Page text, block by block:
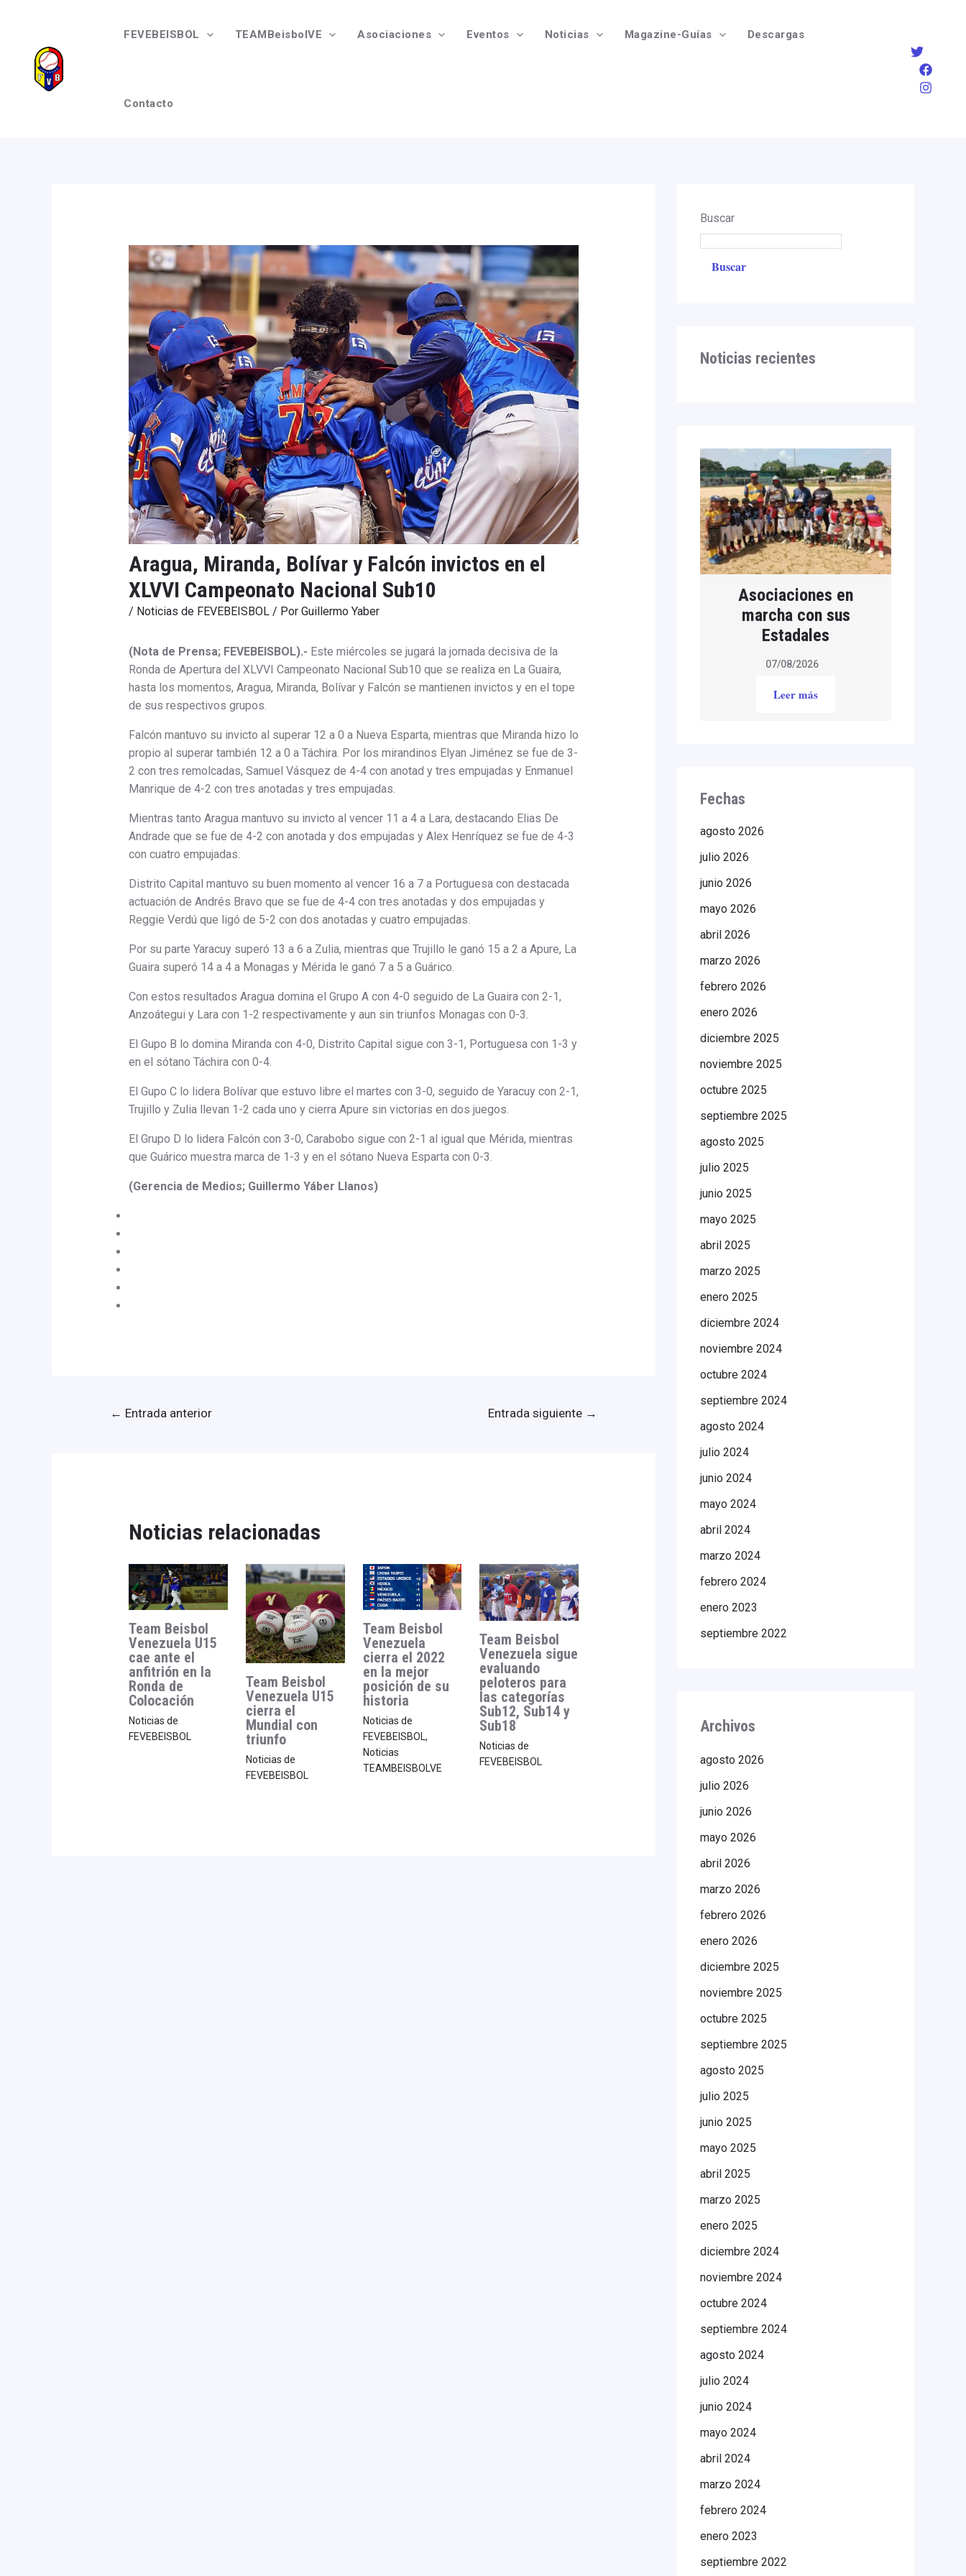
contenido
FEVEBEISBOL TEAMBeisbolVE Asociaciones Eventos Noticias Magazine-Guías Descargas
Contacto
Aragua, Miranda, Bolívar y Falcón invictos en el
XLVVI Campeonato Nacional Sub10
/ Noticias de FEVEBEISBOL/ Por Guillermo Yaber
(Nota de Prensa; FEVEBEISBOL).- Este miércoles se jugará la jornada decisiva de la
Ronda de Apertura del XLVVI Campeonato Nacional Sub10 que se realiza en La Guaira,
hasta los momentos, Aragua, Miranda, Bolívar y Falcón se mantienen invictos y en el tope
de sus respectivos grupos.
Falcón mantuvo su invicto al superar 12 a 0 a Nueva Esparta, mientras que Miranda hizo lo
propio al superar también 12 a 0 a Táchira. Por los mirandinos Elyan Jiménez se fue de 3-
2 con tres remolcadas, Samuel Vásquez de 4-4 con anotad y tres empujadas y Enmanuel
Manrique de 4-2 con tres anotadas y tres empujadas.
Mientras tanto Aragua mantuvo su invicto al vencer 11 a 4 a Lara, destacando Elias De
Andrade que se fue de 4-2 con anotada y dos empujadas y Alex Henríquez se fue de 4-3
con cuatro empujadas.
Distrito Capital mantuvo su buen momento al vencer 16 a 7 a Portuguesa con destacada
actuación de Andrés Bravo que se fue de 4-4 con tres anotadas y dos empujadas y
Reggie Verdú que ligó de 5-2 con dos anotadas y cuatro empujadas.
Por su parte Yaracuy superó 13 a 6 a Zulia, mientras que Trujillo le ganó 15 a 2 a Apure, La
Guaira superó 14 a 4 a Monagas y Mérida le ganó 7 a 5 a Guárico.
Con estos resultados Aragua domina el Grupo A con 4-0 seguido de La Guaira con 2-1,
Anzoátegui y Lara con 1-2 respectivamente y aun sin triunfos Monagas con 0-3.
El Gupo B lo domina Miranda con 4-0, Distrito Capital sigue con 3-1, Portuguesa con 1-3 y
en el sótano Táchira con 0-4.
El Gupo C lo lidera Bolívar que estuvo libre el martes con 3-0, seguido de Yaracuy con 2-1,
Trujillo y Zulia llevan 1-2 cada uno y cierra Apure sin victorias en dos juegos.
El Grupo D lo lidera Falcón con 3-0, Carabobo sigue con 2-1 al igual que Mérida, mientras
que Guárico muestra marca de 1-3 y en el sótano Nueva Esparta con 0-3.
(Gerencia de Medios; Guillermo Yáber Llanos)
← Entrada anterior Entrada siguiente →
Noticias relacionadas
Team Beisbol
Venezuela U15
cae ante el
anfitrión en la
Ronda de
Colocación
Noticias de
FEVEBEISBOL
Team Beisbol
Venezuela U15
cierra el
Mundial con
triunfo
Noticias de
FEVEBEISBOL
Team Beisbol
Venezuela
cierra el 2022
en la mejor
posición de su
historia
Noticias de
FEVEBEISBOL,
Noticias
TEAMBEISBOLVE
Team Beisbol
Venezuela sigue
evaluando
peloteros para
las categorías
Sub12, Sub14 y
Sub18
Noticias de
FEVEBEISBOL
Buscar
Buscar
Noticias recientes
Asociaciones en
marcha con sus
Estadales
07/08/2026
Leer más
Fechas
agosto 2026
julio 2026
junio 2026
mayo 2026
abril 2026
marzo 2026
febrero 2026
enero 2026
diciembre 2025
noviembre 2025
octubre 2025
septiembre 2025
agosto 2025
julio 2025
junio 2025
mayo 2025
abril 2025
marzo 2025
enero 2025
diciembre 2024
noviembre 2024
octubre 2024
septiembre 2024
agosto 2024
julio 2024
junio 2024
mayo 2024
abril 2024
marzo 2024
febrero 2024
enero 2023
septiembre 2022
Archivos
agosto 2026
julio 2026
junio 2026
mayo 2026
abril 2026
marzo 2026
febrero 2026
enero 2026
diciembre 2025
noviembre 2025
octubre 2025
septiembre 2025
agosto 2025
julio 2025
junio 2025
mayo 2025
abril 2025
marzo 2025
enero 2025
diciembre 2024
noviembre 2024
octubre 2024
septiembre 2024
agosto 2024
julio 2024
junio 2024
mayo 2024
abril 2024
marzo 2024
febrero 2024
enero 2023
septiembre 2022